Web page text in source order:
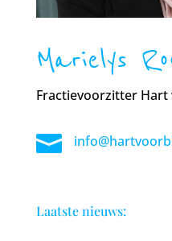
Marielys
Fractievoorzitter Hart

Laatste nieuws: